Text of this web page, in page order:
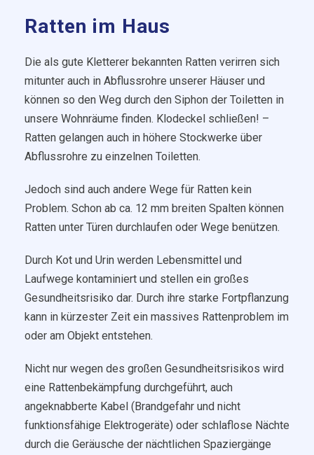
Ratten im Haus
Die als gute Kletterer bekannten Ratten verirren sich
mitunter auch in Abflussrohre unserer Häuser und
können so den Weg durch den Siphon der Toiletten in
unsere Wohnräume finden. Klodeckel schließen! –
Ratten gelangen auch in höhere Stockwerke über
Abflussrohre zu einzelnen Toiletten.
Jedoch sind auch andere Wege für Ratten kein
Problem. Schon ab ca. 12 mm breiten Spalten können
Ratten unter Türen durchlaufen oder Wege benützen.
Durch Kot und Urin werden Lebensmittel und
Laufwege kontaminiert und stellen ein großes
Gesundheitsrisiko dar. Durch ihre starke Fortpflanzung
kann in kürzester Zeit ein massives Rattenproblem im
oder am Objekt entstehen.
Nicht nur wegen des großen Gesundheitsrisikos wird
eine Rattenbekämpfung durchgeführt, auch
angeknabberte Kabel (Brandgefahr und nicht
funktionsfähige Elektrogeräte) oder schlaflose Nächte
durch die Geräusche der nächtlichen Spaziergänge